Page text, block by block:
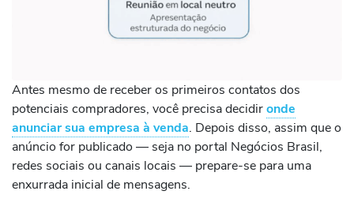
Antes mesmo de receber os primeiros contatos dos
potenciais compradores, você precisa decidironde
anunciar sua empresa à venda. Depois disso, assim que o
anúncio for publicado — seja no portal Negócios Brasil,
redes sociais ou canais locais — prepare-se para uma
enxurrada inicial de mensagens.